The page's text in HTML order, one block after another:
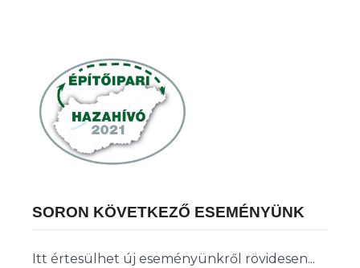
SORON KÖVETKEZŐ ESEMÉNYÜNK
Itt értesülhet új eseményünkről rövidesen...